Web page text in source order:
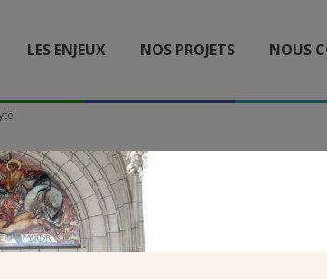
LES ENJEUX NOS PROJETS NOUS